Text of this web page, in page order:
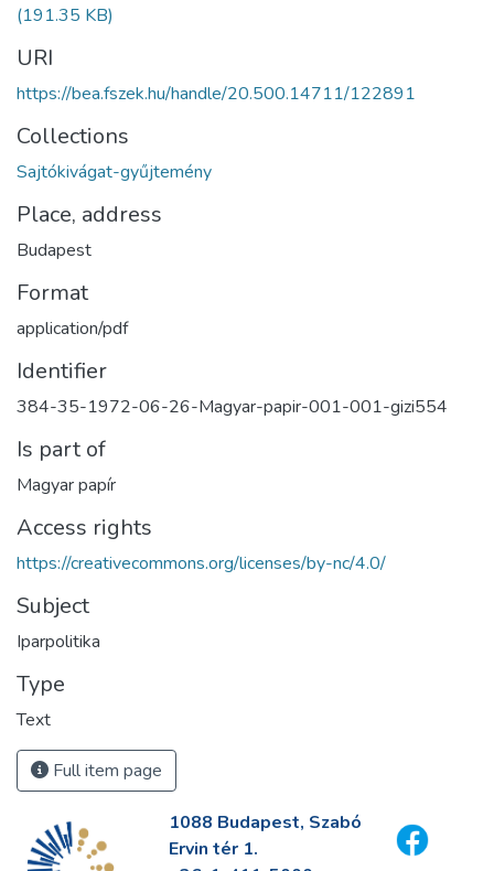
(191.35 KB)
URI
https://bea.fszek.hu/handle/20.500.14711/122891
Collections
Sajtókivágat-gyűjtemény
Place, address
Budapest
Format
application/pdf
Identifier
384-35-1972-06-26-Magyar-papir-001-001-gizi554
Is part of
Magyar papír
Access rights
https://creativecommons.org/licenses/by-nc/4.0/
Subject
Iparpolitika
Type
Text
Full item page
1088 Budapest, Szabó
Ervin tér 1.